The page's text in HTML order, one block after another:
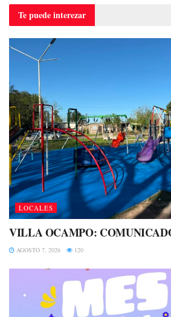
Te puedeinterezar
LOCALES
VILLA OCAMPO:
AGOSTO 7, 2026 120